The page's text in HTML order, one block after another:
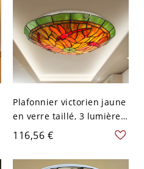
Plafonnier victorien jaune
en verre taillé, 3 lumières,
finition verte, motif
libellules
116,56 €